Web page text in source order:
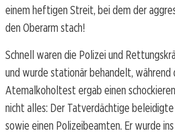
einem heftigen Streit, bei dem der
den Oberarm stach!
Schnell waren die Polizei und
und wurde stationär behandelt,
Atemalkoholtest ergab einen
nicht alles: Der Tatverdächtige
sowie einen Polizeibeamten. Er wurde